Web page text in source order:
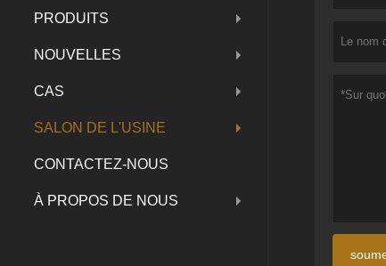
PRODUITS
NOUVELLES
CAS
SALON DE L'USINE
CONTACTEZ-NOUS
À PROPOS DE NOUS